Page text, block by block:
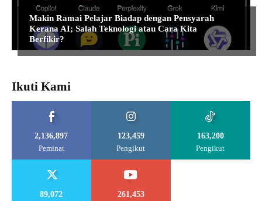
Makin Ramai Pelajar Biadap dengan Pensyarah
Kerana AI; Salah Teknologi atau Cara Kita
Berfikir?
Ikuti Kami
2,136,897
Peminat
123,459
Pengikut
163,200
Pengikut
89,072 261,453